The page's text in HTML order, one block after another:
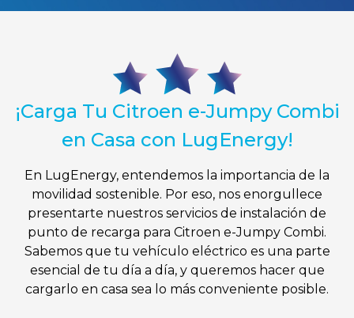
¡Carga Tu Citroen e-Jumpy Combi
en Casa con LugEnergy!
En LugEnergy, entendemos la importancia de la
movilidad sostenible. Por eso, nos enorgullece
presentarte nuestros servicios de instalación de
punto de recarga para Citroen e-Jumpy Combi.
Sabemos que tu vehículo eléctrico es una parte
esencial de tu día a día, y queremos hacer que
cargarlo en casa sea lo más conveniente posible.